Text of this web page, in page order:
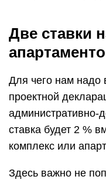
Две ставки
Для чего нам надо
проектной
административно-
ставка будет 2 %
комплекс или
Здесь важно не